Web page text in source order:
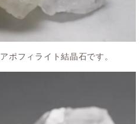
ポフィライト結晶石です。